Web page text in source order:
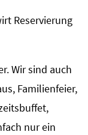
Reservierung
Wir sind auch
Familienfeier,
nur ein